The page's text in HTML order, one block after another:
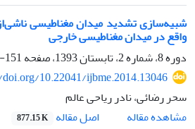
شبیه‌سازی تشدید میدان مغناطیسی
واقع در میدان مغناطیسی خارجی
دوره 8، شماره 2، تابستان 1393، صفحه
151-158
10.22041/ijbme.2014.13046
سحر رضائی، نادر ریاحی عالم
مشاهده مقاله
اصل مقاله 877.15 K